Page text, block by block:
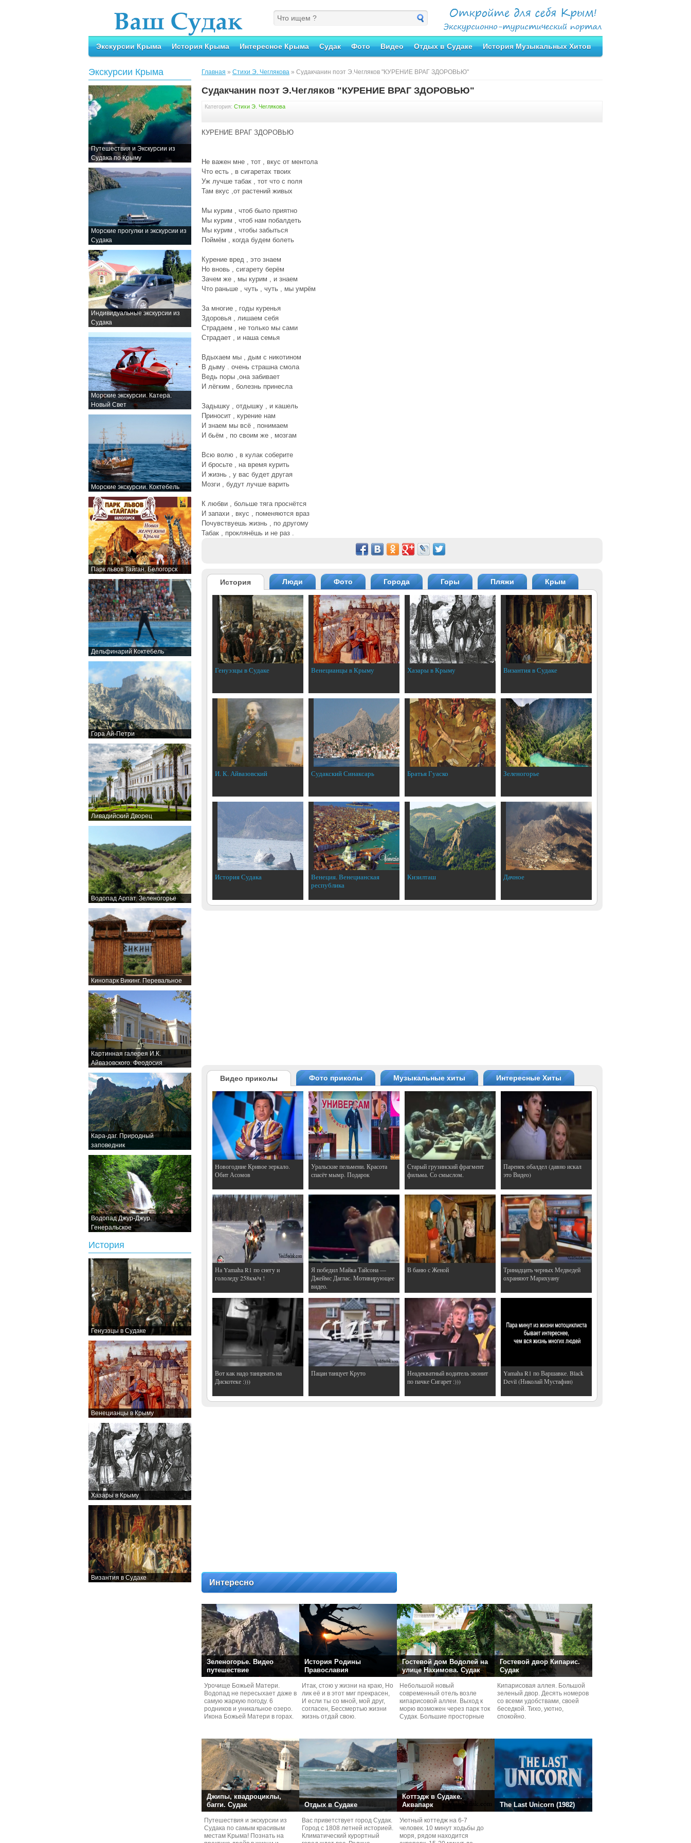
Экскурсии Крыма История Крыма Интересное Крыма Судак Фото Видео Отдых в Судаке История Музыкальных Хитов
Экскурсии Крыма
Путешествия и Экскурсии из
Судака по Крыму
Морские прогулки и экскурсии из
Судака
Индивидуальные экскурсии из
Судака
Морские экскурсии. Катера.
Новый Свет
Морские экскурсии. Коктебель
Парк львов Тайган. Белогорск
Дельфинарий Коктебель
Гора Ай-Петри
Ливадийский Дворец
Водопад Арпат. Зеленогорье
Кинопарк Викинг. Перевальное
Картинная галерея И.К.
Айвазовского. Феодосия
Кара-даг. Природный
заповедник
Водопад Джур-Джур.
Генеральское
История
Генуэзцы в Судаке
Венецианцы в Крыму
Хазары в Крыму
Византия в Судаке
Главная » Стихи Э. Чеглякова » Судакчанин поэт Э.Чегляков "КУРЕНИЕ ВРАГ ЗДОРОВЬЮ"
Судакчанин поэт Э.Чегляков "КУРЕНИЕ ВРАГ ЗДОРОВЬЮ"
Категория: Стихи Э. Чеглякова
КУРЕНИЕ ВРАГ ЗДОРОВЬЮ
Не важен мне , тот , вкус от ментола
Что есть , в сигаретах твоих
Уж лучше табак , тот что с поля
Там вкус ,от растений живых
Мы курим , чтоб было приятно
Мы курим , чтоб нам побалдеть
Мы курим , чтобы забыться
Поймём , когда будем болеть
Курение вред , это знаем
Но вновь , сигарету берём
Зачем же , мы курим , и знаем
Что раньше , чуть , чуть , мы умрём
За многие , годы куренья
Здоровья , лишаем себя
Страдаем , не только мы сами
Страдает , и наша семья
Вдыхаем мы , дым с никотином
В дыму . очень страшна смола
Ведь поры ,она забивает
И лёгким , болезнь принесла
Задышку , отдышку , и кашель
Приносит , курение нам
И знаем мы всё , понимаем
И бьём , по своим же , мозгам
Всю волю , в кулак соберите
И бросьте , на время курить
И жизнь , у вас будет другая
Мозги , будут лучше варить
К любви , больше тяга проснётся
И запахи , вкус , поменяются враз
Почувствуешь жизнь , по другому
Табак , проклянёшь и не раз .
История Люди Фото Города Горы Пляжи Крым
Генуэзцы в Судаке Венецианцы в Крыму Хазары в Крыму Византия в Судаке
И. К. Айвазовский Судакский Синаксарь Братья Гуаско Зеленогорье
История Судака
Венеция. Венецианская
республика
Кизилташ Дачное
Видео приколы Фото приколы Музыкальные хиты Интересные Хиты
Hовогодние Кривое зеркало.
Обит Асомов
Уральские пельмени. Красота
спасёт мымр. Подарок
Старый грузинский фрагмент
фильма. Со смыслом.
Паренек обалдел (давно искал
это Видео)
На Yamaha R1 по снегу и
гололеду 258км/ч !
Я победил Майка Тайсона —
Джеймс Даглас. Мотивирующее
видео.
В баню с Женой
Тринадцать черных Медведей
охраняют Марихуану
Вот как надо танцевать на
Дискотеке :)))
Пацан танцует Круто
Неадекватный водитель звонит
по пачке Сигарет :)))
Yamaha R1 по Варшавке. Black
Devil (Николай Мустафин)
Интересно
Зеленогорье. Видео
путешествие
Урочище Божьей Матери.
Водопад не пересыхает даже в
самую жаркую погоду. 6
родников и уникальное озеро.
Икона Божьей Матери в горах.
История Родины
Православия
Итак, стою у жизни на краю, Но
лик её и в этот миг прекрасен,
И если ты со мной, мой друг,
согласен, Бессмертью жизни
жизнь отдай свою.
Гостевой дом Водолей на
улице Нахимова. Судак
Небольшой новый
современный отель возле
кипарисовой аллеи. Выход к
морю возможен через парк ток
Судaк. Большие просторные
Гостевой двор Кипарис.
Судак
Кипарисовая аллея. Большой
зеленый двор. Десять номеров
со всеми удобствами, своей
беседкой. Тихо, уютно,
спокойно.
Джипы, квадроциклы,
багги. Судак
Путешествия и экскурcии из
Судaка по самым красивым
местам Kрыма! Познать на
Отдых в Судаке
Вас приветствует город Судак.
Город с 1808 летней историей.
Климатический курортный
Коттэдж в Судаке.
Аквапарк
Уютный коттедж на 6-7
человек. 10 минут ходьбы до
моря, рядом находится
The Last Unicorn (1982)